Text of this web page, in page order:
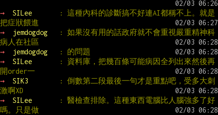
→ SILee
: 這種內科的診斷搞不好連AI都稱不上。就是
把症狀餵進
→
jemdogdog
: 如果沒有用的話政府就不會重視嚴重精神科
病人在社區
→
jemdogdog
: 的問題
→
SILee
: 資料庫，把幾百條可能病因全列出來然後再
開order一
→
SIK3
: 倒數第二段最後一句才是重點吧，受多大刺
激啊XD
→
SILee
: 醫檢查排除。這種東西電腦比人腦強多了好
嗎。只是做